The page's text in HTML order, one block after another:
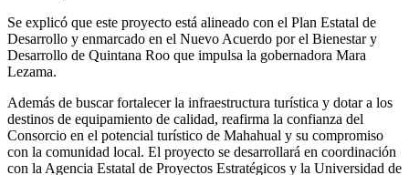
Se explicó que este proyecto está alineado con el Plan Estatal de
Desarrollo y enmarcado en el Nuevo Acuerdo por el Bienestar y
Desarrollo de Quintana Roo que impulsa la gobernadora Mara
Lezama.
Además de buscar fortalecer la infraestructura turística y dotar a los
destinos de equipamiento de calidad, reafirma la confianza del
Consorcio en el potencial turístico de Mahahual y su compromiso
con la comunidad local. El proyecto se desarrollará en coordinación
con la Agencia Estatal de Proyectos Estratégicos y la Universidad de